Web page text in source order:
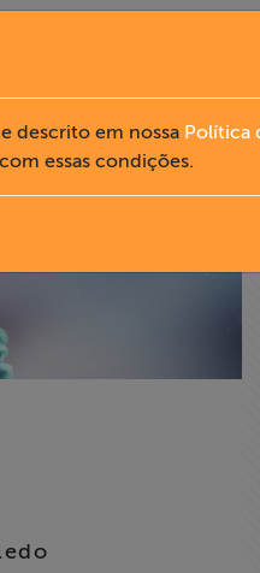
descrito em nossa Política
essas condições.